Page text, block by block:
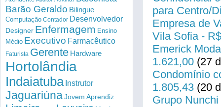
para Centro/
Empresa de
Vila Sofia -
Emerick
1.621,00 (27
Condomínio
1.805,43 (20
Grupo
Barão Geraldo Bilingue
Computação Contador Desenvolvedor
Designer Enfermagem Ensino
Médio Executivo Farmacêutico
Faturista Gerente Hardware
Hortolândia
Indaiatuba Instrutor
Jaguariúna Jovem Aprendiz